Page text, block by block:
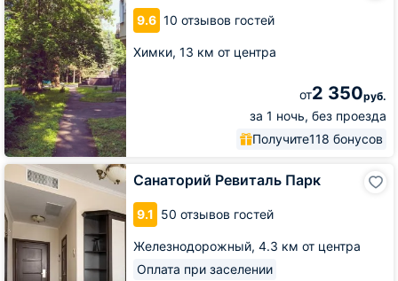
9.6 10 отзывов гостей
Химки, 13 км от центра
от2 350руб.
за 1 ночь, без проезда
Получите118 бонусов
Артема
Санаторий Ревиталь Парк
9.1 50 отзывов гостей
Железнодорожный, 4.3 км от центра
Оплата при заселении
Санаторий
Ревиталь